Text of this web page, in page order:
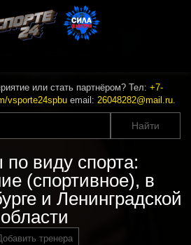
или стать партнёром? Тел: +7-
vsporte24spbu email: 26048282@mail.ru.
виду спорта:
(спортивное), в
и Ленинградской
области
тренера